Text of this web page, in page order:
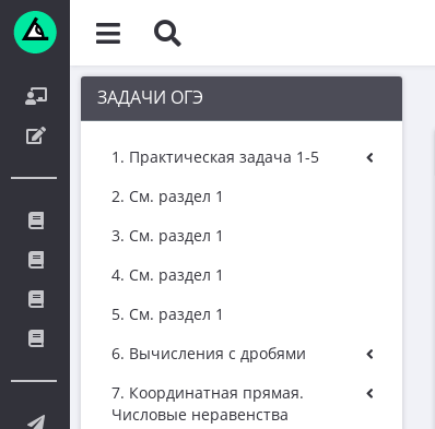
ЗАДАЧИ ОГЭ
1. Практическая задача 1-5
2. См. раздел 1
3. См. раздел 1
4. См. раздел 1
5. См. раздел 1
6. Вычисления с дробями
7. Координатная прямая.
Числовые неравенства